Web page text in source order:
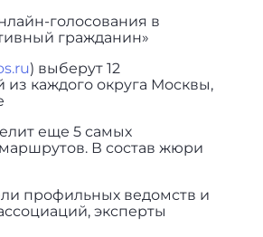
голосования в
гражданин»
) выберут 12
из каждого округа Москвы,
еще 5 самых
В состав жюри
профильных ведомств и
эксперты